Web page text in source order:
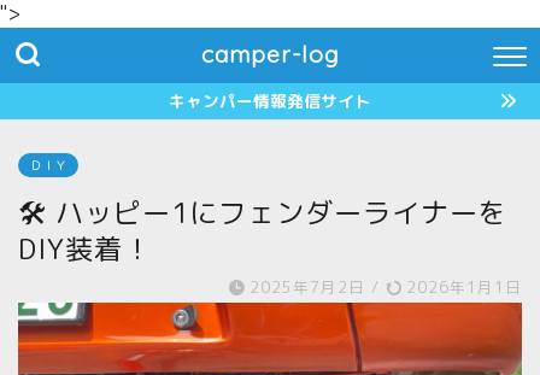
">
camper-log
キャンパー情報発信サイト
ＤＩＹ
🛠 ハッピー1にフェンダーライナーを
DIY装着！
2025年7月2日 / 2026年1月1日